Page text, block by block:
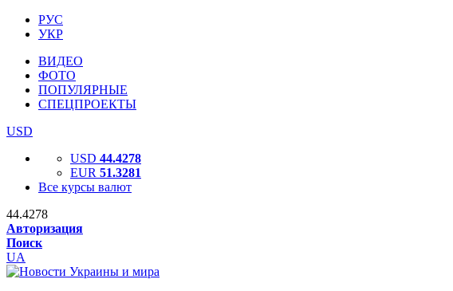
РУС
УКР
ВИДЕО
ФОТО
ПОПУЛЯРНЫЕ
СПЕЦПРОЕКТЫ
USD
USD 44.4278
EUR 51.3281
Все курсы валют
44.4278
Авторизация
Поиск
UA